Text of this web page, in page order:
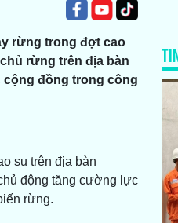
rừng trong đợt cao
rừng trên địa bàn
cộng đồng trong công
su trên địa bàn
động tăng cường lực
rừng.